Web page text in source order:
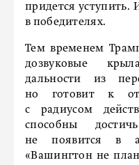
придется уступить.
в победителях.
Тем временем
дозвуковые
дальности из
но готовит к
с радиусом
способны
не появится в
«Вашингтон не